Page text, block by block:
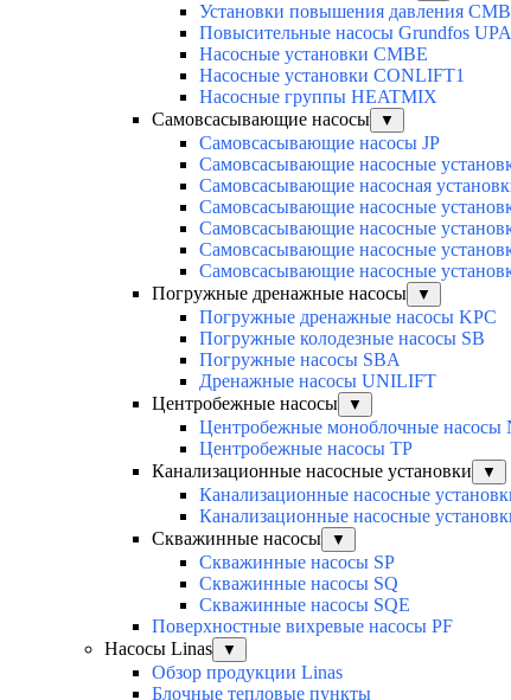
Установки повышения давления CMB
Повысительные насосы Grundfos UPA
Насосные установки CMBE
Насосные установки CONLIFT1
Насосные группы HEATMIX
Самовсасывающие насосы
▼
Самовсасывающие насосы JP
Самовсасывающие насосные
Самовсасывающие насосная
Самовсасывающие насосные
Самовсасывающие насосные
Самовсасывающие насосные
Cамовсасывающие насосные
Погружные дренажные насосы
▼
Погружные дренажные насосы KPC
Погружные колодезные насосы SB
Погружные насосы SBA
Дренажные насосы UNILIFT
Центробежные насосы
▼
Центробежные моноблочные насосы
Центробежные насосы TP
Канализационные насосные установки
▼
Канализационные насосные
Канализационные насосные
Скважинные насосы
▼
Скважинные насосы SP
Скважинные насосы SQ
Скважинные насосы SQE
Поверхностные вихревые насосы PF
Насосы Linas
▼
Обзор продукции Linas
Блочные тепловые пункты